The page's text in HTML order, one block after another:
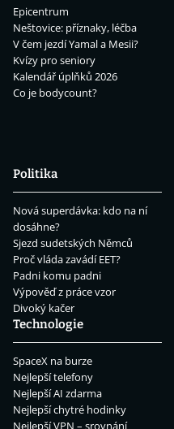
Epicentrum
Neštovice: příznaky, léčba
V čem jezdí Yamal a Mesii?
Kvízy pro seniory
Kalendář úplňků 2026
Co je bodycount?
Politika
Nová superdávka: kdo na ní
dosáhne?
Sjezd sudetských Němců
Proč vláda zavádí EET?
Padni komu padni
Výpověď z práce vzor
Divoký kačer
Technologie
SpaceX na burze
Nejlepší telefony
Nejlepší AI zdarma
Nejlepší chytré hodinky
Nejlepší VPN – srovnání